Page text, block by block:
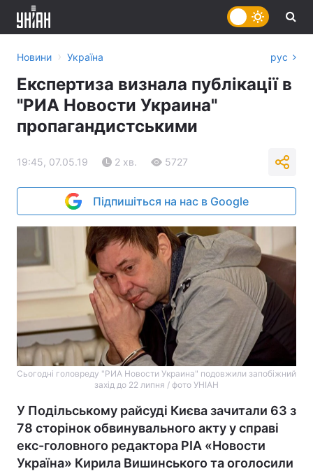
Новини › Україна рус
Експертиза визнала публікації в
"РИА Новости Украина"
пропагандистськими
19:45, 07.05.19 2 хв. 5727
Підпишіться на нас в Google
Сьогодні головреду "РИА Новости Украина" подовжили запобіжний
захід до 22 липня / фото УНІАН
У Подільському райсуді Києва зачитали 63 з
78 сторінок обвинувального акту у справі
екс-головного редактора РІА «Новости
Україна» Кирила Вишинського та оголосили